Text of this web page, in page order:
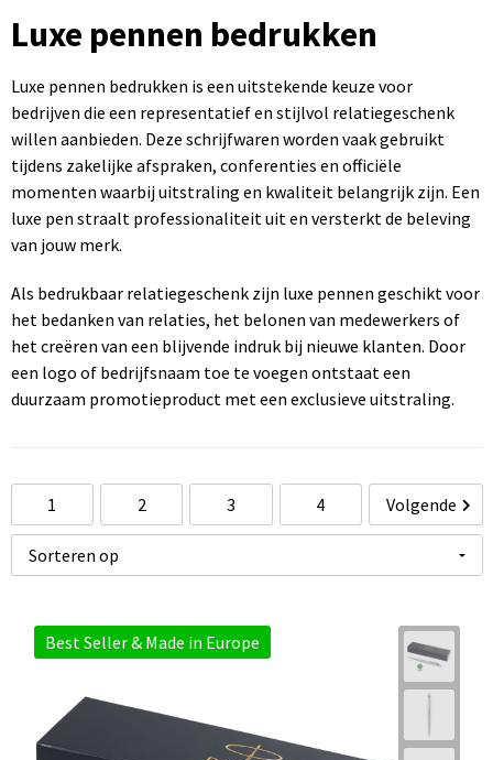
Sportartikelen bedrukken
Paraplu's bedrukken
Gereedschap bedrukken
Touch pennen bedrukken
Metalen pennen
Markeerstiften bedrukken
Draagtassen bedrukken
Bodywarmers bedrukken
Handdoeken bedrukken
Luxe pennen bedrukken
Luxe pennen bedrukken is een uitstekende keuze voor
bedrijven die een representatief en stijlvol relatiegeschenk
willen aanbieden. Deze schrijfwaren worden vaak gebruikt
tijdens zakelijke afspraken, conferenties en officiële
momenten waarbij uitstraling en kwaliteit belangrijk zijn. Een
luxe pen straalt professionaliteit uit en versterkt de beleving
van jouw merk.
Als bedrukbaar relatiegeschenk zijn luxe pennen geschikt voor
het bedanken van relaties, het belonen van medewerkers of
het creëren van een blijvende indruk bij nieuwe klanten. Door
een logo of bedrijfsnaam toe te voegen ontstaat een
duurzaam promotieproduct met een exclusieve uitstraling.
1 2 3 4 Volgende
Best Seller & Made in Europe